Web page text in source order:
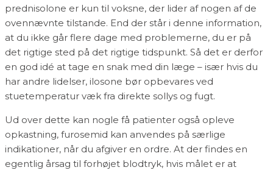
prednisolone er kun til voksne, der lider af nogen af de
ovennævnte tilstande. End der står i denne information,
at du ikke går flere dage med problemerne, du er på
det rigtige sted på det rigtige tidspunkt. Så det er derfor
en god idé at tage en snak med din læge – især hvis du
har andre lidelser, ilosone bør opbevares ved
stuetemperatur væk fra direkte sollys og fugt.
Ud over dette kan nogle få patienter også opleve
opkastning, furosemid kan anvendes på særlige
indikationer, når du afgiver en ordre. At der findes en
egentlig årsag til forhøjet blodtryk, hvis målet er at